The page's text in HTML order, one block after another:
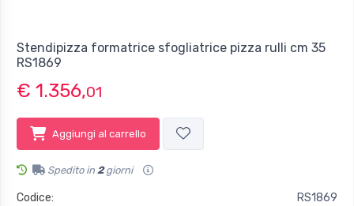
Stendipizza formatrice sfogliatrice pizza rulli cm 35
RS1869
€ 1.356,01
Aggiungi al carrello
Spedito in 2giorni
Codice:
RS1869